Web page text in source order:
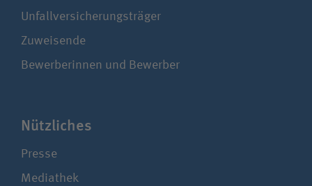
Unfallversicherungsträger
Zuweisende
Bewerberinnen und Bewerber
Nützliches
Presse
Mediathek